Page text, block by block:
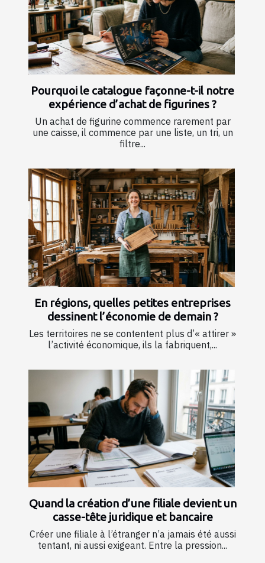
Pourquoi le catalogue façonne-t-il notre
expérience d’achat de figurines ?
Un achat de figurine commence rarement par
une caisse, il commence par une liste, un tri, un
filtre...
En régions, quelles petites entreprises
dessinent l’économie de demain ?
Les territoires ne se contentent plus d’« attirer »
l’activité économique, ils la fabriquent,...
Quand la création d’une filiale devient un
casse-tête juridique et bancaire
Créer une filiale à l’étranger n’a jamais été aussi
tentant, ni aussi exigeant. Entre la pression...